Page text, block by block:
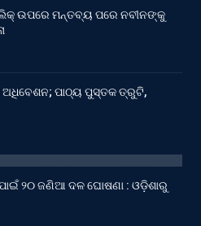
ଉପରେ ମନ୍ତବ୍ୟ ପରେ ନବୀନଙ୍କୁ
ଅଧିବେଶନ; ପାଠ୍ୟ ପୁସ୍ତକ ତ୍ରୁଟି,
ପାଇଁ ୨୦ ଜଣିଆ ଦଳ ଘୋଷଣା : ଓଡ଼ିଶାରୁ